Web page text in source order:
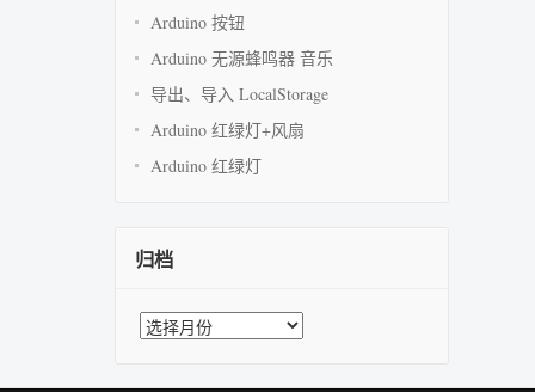
Arduino 按钮
Arduino 无源蜂鸣器 音乐
导出、导入 LocalStorage
Arduino 红绿灯+风扇
Arduino 红绿灯
归档
归
档